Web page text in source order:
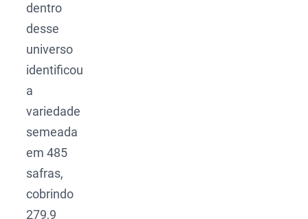
dentro
desse
universo
identificou
a
variedade
semeada
em 485
safras,
cobrindo
279,9